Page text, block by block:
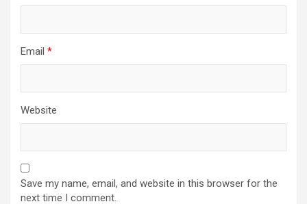
Email *
Website
Save my name, email, and website in this browser for the
next time I comment.